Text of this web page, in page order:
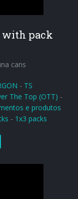
with pack
cans
- TS
The Top (OTT) -
e produtos
- 1x3 packs